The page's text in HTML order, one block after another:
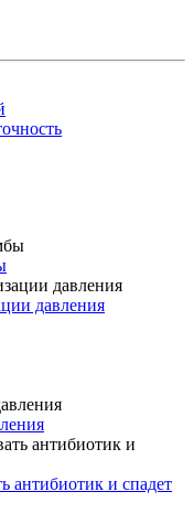
давления
антибиотик и спадет